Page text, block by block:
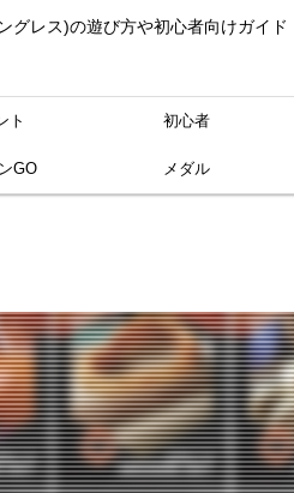
グレス)の遊び方や初心者向けガイ
ト 初心者
GO メダル